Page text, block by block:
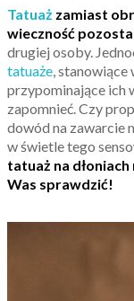
Tatuaż zamiast
wieczność
drugiej osoby.
tatuaże,
przypominające ich
zapomnieć. Czy
dowód na zawarcie
w świetle tego
tatuaż na
Was sprawdzić!